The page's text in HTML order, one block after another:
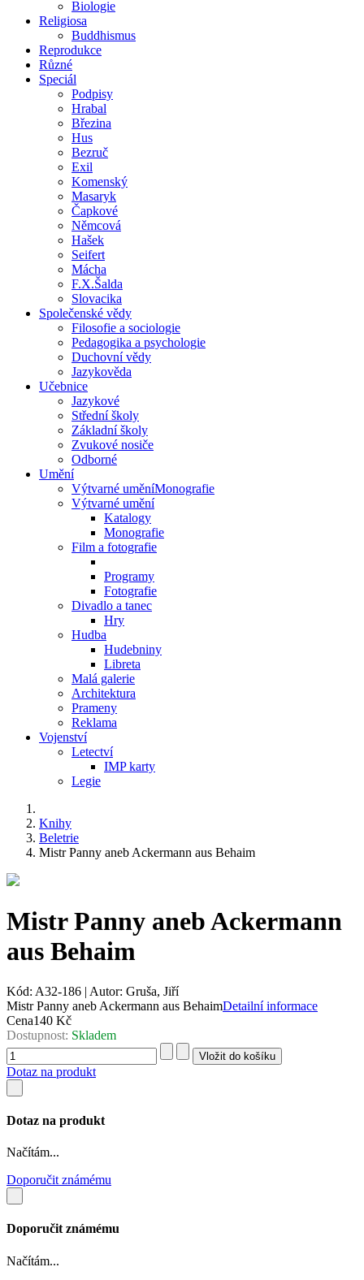
Biologie
Religiosa
Buddhismus
Reprodukce
Různé
Speciál
Podpisy
Hrabal
Březina
Hus
Bezruč
Exil
Komenský
Masaryk
Čapkové
Němcová
Hašek
Seifert
Mácha
F.X.Šalda
Slovacika
Společenské vědy
Filosofie a sociologie
Pedagogika a psychologie
Duchovní vědy
Jazykověda
Učebnice
Jazykové
Střední školy
Základní školy
Zvukové nosiče
Odborné
Umění
Výtvarné uměníMonografie
Výtvarné umění
Katalogy
Monografie
Film a fotografie
Programy
Fotografie
Divadlo a tanec
Hry
Hudba
Hudebniny
Libreta
Malá galerie
Architektura
Prameny
Reklama
Vojenství
Letectví
IMP karty
Legie
Knihy
Beletrie
Mistr Panny aneb Ackermann aus Behaim
Mistr Panny aneb Ackermann
aus Behaim
Kód: A32-186 | Autor: Gruša, Jiří
Mistr Panny aneb Ackermann aus BehaimDetailní informace
Cena140 Kč
Dostupnost: Skladem
Dotaz na produkt
Dotaz na produkt
Načítám...
Doporučit známému
Doporučit známému
Načítám...